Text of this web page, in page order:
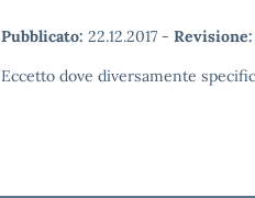
Pubblicato: 22.12.2017 - Revisione:
Eccetto dove diversamente